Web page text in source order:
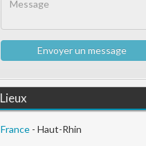
Envoyer un message
Lieux
France- Haut-Rhin